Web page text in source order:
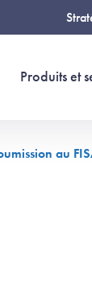
Produits et
au